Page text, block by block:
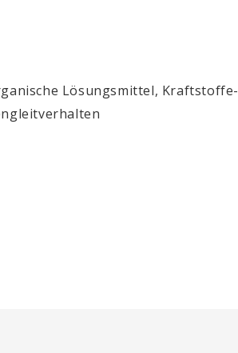
Lösungsmittel, Kraftstoffe-